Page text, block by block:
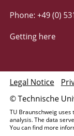
Phone: +49 (0)
Getting here
© Technische
Legal Notice
TU Braunschweig
analysis. The data
You can find more